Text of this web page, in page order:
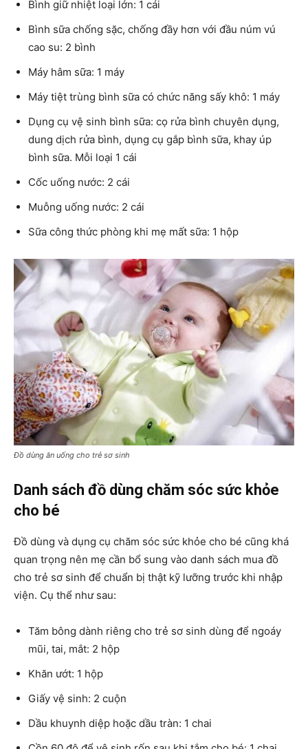
Bình giữ nhiệt loại lớn: 1 cái
Bình sữa chống sặc, chống đầy hơn với đầu núm vú
cao su: 2 bình
Máy hâm sữa: 1 máy
Máy tiệt trùng bình sữa có chức năng sấy khô: 1 máy
Dụng cụ vệ sinh bình sữa: cọ rửa bình chuyên dụng,
dung dịch rửa bình, dụng cụ gắp bình sữa, khay úp
bình sữa. Mỗi loại 1 cái
Cốc uống nước: 2 cái
Muỗng uống nước: 2 cái
Sữa công thức phòng khi mẹ mất sữa: 1 hộp
Đồ dùng ăn uống cho trẻ sơ sinh
Danh sách đồ dùng chăm sóc sức khỏe
cho bé
Đồ dùng và dụng cụ chăm sóc sức khỏe cho bé cũng khá
quan trọng nên mẹ cần bổ sung vào danh sách mua đồ
cho trẻ sơ sinh để chuẩn bị thật kỹ lưỡng trước khi nhập
viện. Cụ thể như sau:
Tăm bông dành riêng cho trẻ sơ sinh dùng để ngoáy
mũi, tai, mắt: 2 hộp
Khăn ướt: 1 hộp
Giấy vệ sinh: 2 cuộn
Dầu khuynh diệp hoặc dầu tràn: 1 chai